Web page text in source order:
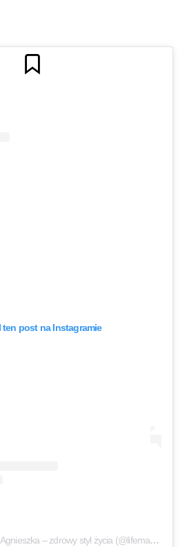
ten post na Instagramie
Post udostępniony przez Agnieszka – zdrowy styl życia (@lifemanagerka)